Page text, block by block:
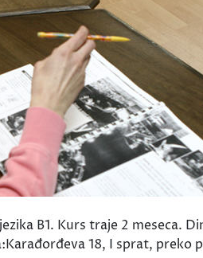
B1. Kurs traje 2 meseca.
18, I sprat,